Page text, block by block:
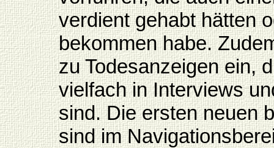
verdient gehabt hätten
bekommen habe.
zu Todesanzeigen ein,
vielfach in Interviews
sind. Die ersten neuen
sind im